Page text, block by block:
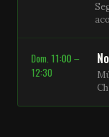
Dom. 11:00 –
12:30